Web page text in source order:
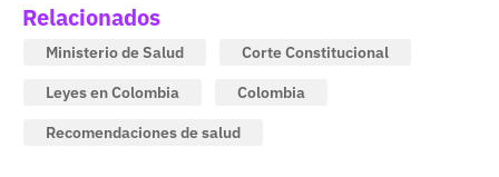
Relacionados
Ministerio de Salud
Corte Constitucional
Leyes en Colombia
Colombia
Recomendaciones de salud